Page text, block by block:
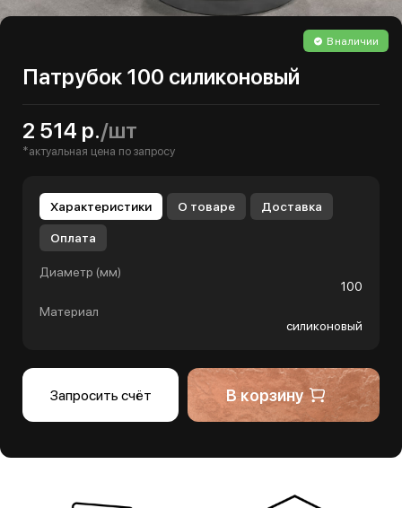
В наличии
Патрубок 100 силиконовый
2 514 р./шт
*актуальная цена по запросу
Характеристики О товаре Доставка
Оплата
Диаметр (мм)
100
Материал
силиконовый
Запросить счёт В корзину